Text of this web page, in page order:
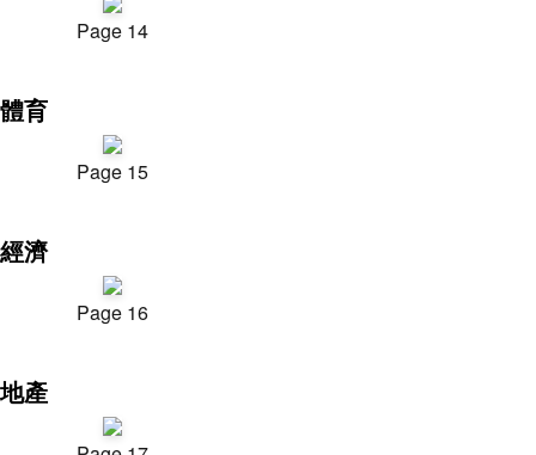
Page 14
體育
Page 15
經濟
Page 16
地產